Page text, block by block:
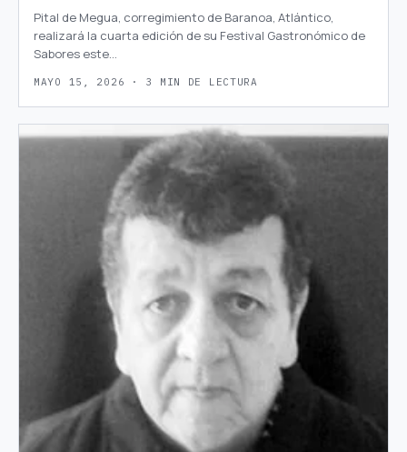
Pital de Megua, corregimiento de Baranoa, Atlántico,
realizará la cuarta edición de su Festival Gastronómico de
Sabores este…
MAYO 15, 2026 · 3 MIN DE LECTURA